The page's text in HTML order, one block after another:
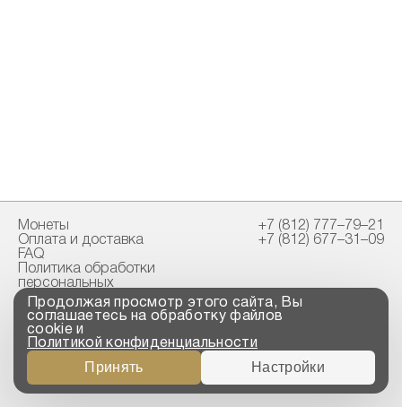
Монеты
Оплата и доставка
FAQ
Политика обработки
персональных
данных
Свидетельство
пробирной палаты
+7 (812) 777–79–21
+7 (812) 677–31–09
Copyright © 2023-2026
“ООО ТРОЙСКИЙ
СТАНДАРТ”
Продолжая просмотр этого сайта, Вы
соглашаетесь на обработку файлов
cookie и
Политикой конфиденциальности
Принять Настройки